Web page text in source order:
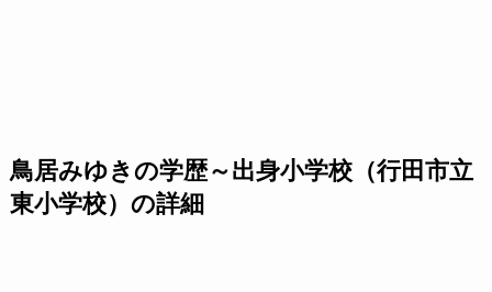
鳥居みゆきの学歴～出身小学校（行田市立
東小学校）の詳細